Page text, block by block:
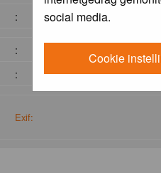
social media.
Cookie
:
:
:
Exif: